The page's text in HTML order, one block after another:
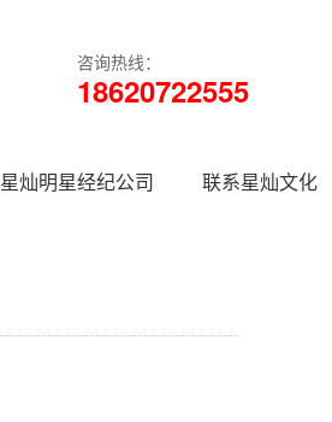
咨询热线：
18620722555
星灿明星经纪公司 联系星灿文化